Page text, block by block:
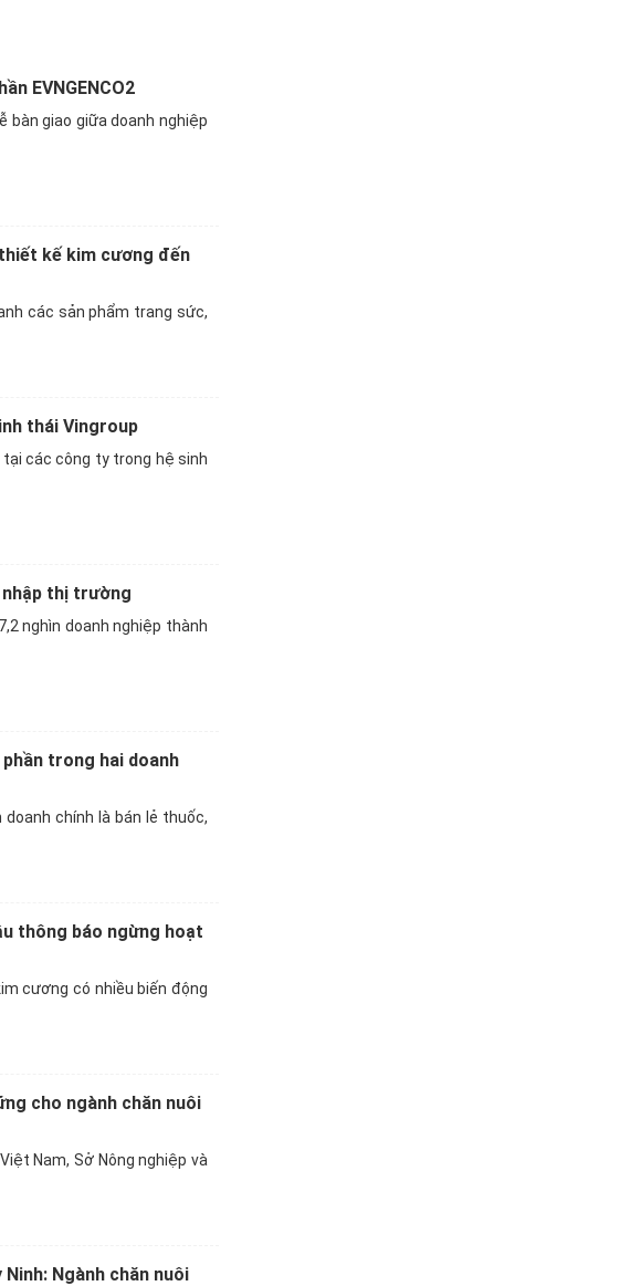
EVNGENCO2
bàn giao giữa doanh nghiệp
thiết kế kim cương đến
các sản phẩm trang sức,
thái Vingroup
các công ty trong hệ sinh
nhập thị trường
nghìn doanh nghiệp thành
trong hai doanh
doanh chính là bán lẻ thuốc,
thông báo ngừng hoạt
cương có nhiều biến động
cho ngành chăn nuôi
Nam, Sở Nông nghiệp và
Ngành chăn nuôi